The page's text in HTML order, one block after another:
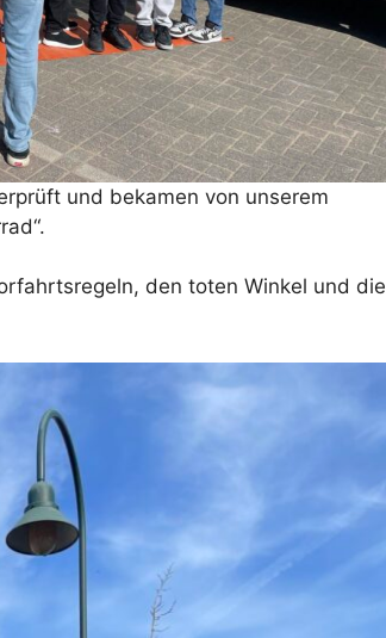
und bekamen von unserem
den toten Winkel und die